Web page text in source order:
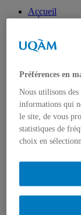
Accueil
L'École
Ateliers
Corps
Programmes
Préférences en
Nous utilisons
informations qui
le site, de vous
statistiques de
choix en